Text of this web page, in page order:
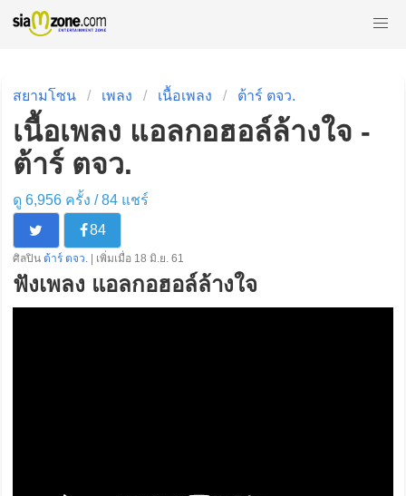
สยามโซน เพลง เนื้อเพลง ต้าร์ ตจว.
เนื้อเพลง แอลกอฮอล์ล้างใจ -
ต้าร์ ตจว.
ดู 6,956 ครั้ง /84แชร์
84
ศิลปิน ต้าร์ ตจว. | เพิ่มเมื่อ 18 มิ.ย. 61
ฟังเพลง แอลกอฮอล์ล้างใจ